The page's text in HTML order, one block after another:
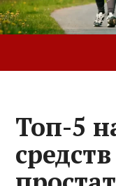
Топ-5